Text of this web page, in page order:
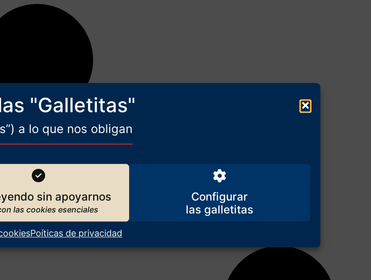
"Galletitas"
a lo que nos obligan
sin apoyarnos Configurar
Poíticas de privacidad